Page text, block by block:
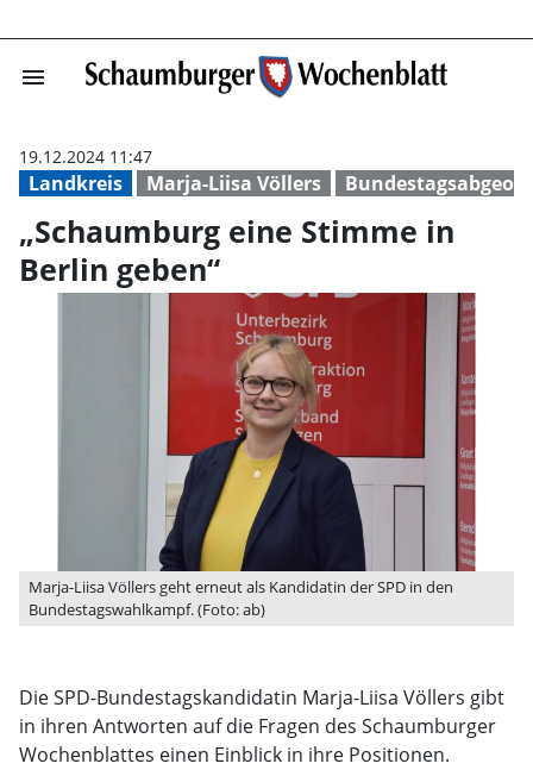
menu „Schaumburg
Landkreis Marja-Liisa Völlers
19.12.2024 11:47
„Schaumburg eine Stimme in
Berlin geben“
Marja-Liisa Völlers geht erneut als Kandidatin der SPD in den
Bundestagswahlkampf. (Foto: ab)
Die SPD-Bundestagskandidatin Marja-Liisa Völlers gibt
in ihren Antworten auf die Fragen des Schaumburger
Wochenblattes einen Einblick in ihre Positionen.